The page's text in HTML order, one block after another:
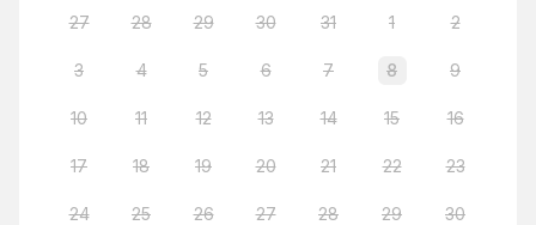
27 28 29 30 31 1 2
3 4 5 6 7 8 9
10 11 12 13 14 15 16
17 18 19 20 21 22 23
24 25 26 27 28 29 30